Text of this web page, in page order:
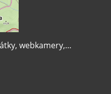
webkamery,…